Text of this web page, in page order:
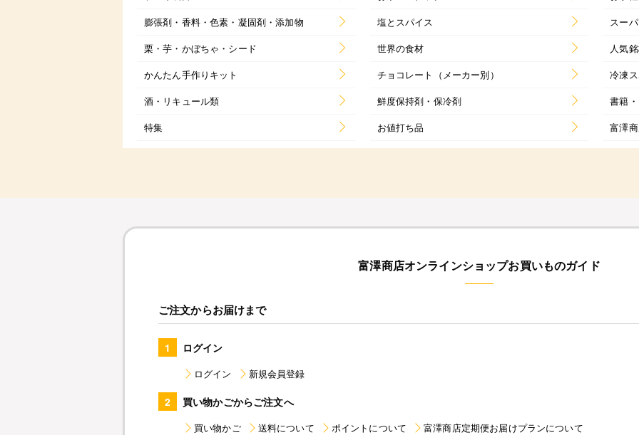
膨張剤・香料・色素・凝固剤・添加物
塩とスパイス
スー
栗・芋・かぼちゃ・シード
世界の食材
人気
かんたん手作りキット
チョコレート（メーカー別）
冷凍
酒・リキュール類
鮮度保持剤・保冷剤
書籍
特集
お値打ち品 富澤
富澤商店オンラインショップお買いものガイド
ご注文からお届けまで
1 ログイン
ログイン 新規会員登録
2 買い物かごからご注文へ
買い物かご 送料について ポイントについて
富澤商店定期便お届けプランについて